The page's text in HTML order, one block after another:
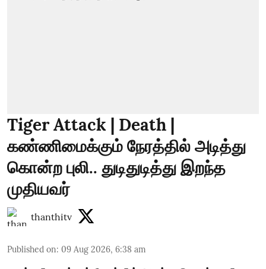
Tiger Attack | Death |
கண்ணிமைக்கும் நேரத்தில் அடித்து
கொன்ற புலி.. துடிதுடித்து இறந்த
முதியவர்
thanthitv
Published on: 09 Aug 2026, 6:38 am